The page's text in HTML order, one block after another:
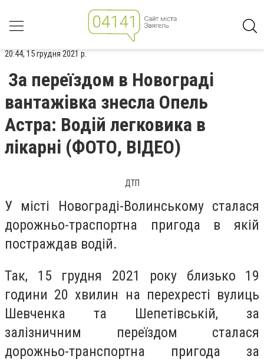
20:44, 15 грудня 2021 р.
За переїздом в Новограді
вантажівка знесла Опель
Астра: Водій легковика в
лікарні (ФОТО, ВІДЕО)
ДТП
У місті Новограді-Волинському сталася
дорожньо-траспортна пригода в якій
постраждав водій.
Так, 15 грудня 2021 року близько 19
години 20 хвилин на перехресті вулиць
Шевченка та Шепетівській, за
залізничним переїздом сталася
дорожньо-транспортна пригода за